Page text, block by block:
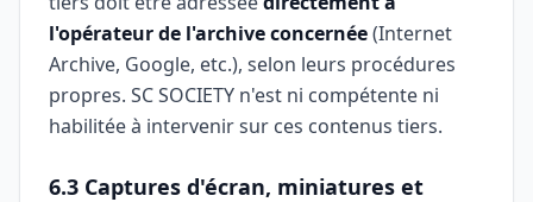
l'opérateur de l'archive concernée(Internet
Archive, Google, etc.), selon leurs procédures
propres. SC SOCIETY n'est ni compétente ni
habilitée à intervenir sur ces contenus tiers.
6.3 Captures d'écran, miniatures et